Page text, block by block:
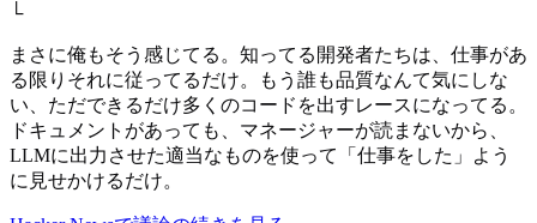
└
まさに俺もそう感じてる。知ってる開発者たちは、仕事があ
る限りそれに従ってるだけ。もう誰も品質なんて気にしな
い、ただできるだけ多くのコードを出すレースになってる。
ドキュメントがあっても、マネージャーが読まないから、
LLMに出力させた適当なものを使って「仕事をした」よう
に見せかけるだけ。